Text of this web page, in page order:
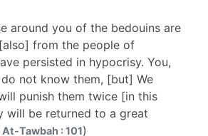
around you of the bedouins are
from the people of
persisted in hypocrisy. You,
do not know them, [but] We
punish them twice [in this
will be returned to a great
Tawbah : 101)